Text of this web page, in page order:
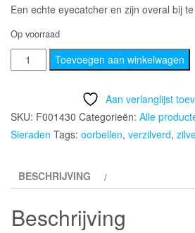
Een echte eyecatcher en zijn overal bij
Op voorraad
Oorbellen
Chain,
aantal
Toevoegen aan winkelwagen
Aan verlanglijst
SKU: F001430 Categorieën: Alle
Sieraden Tags: oorbellen, verzilverd,
BESCHRIJVING
Beschrijving